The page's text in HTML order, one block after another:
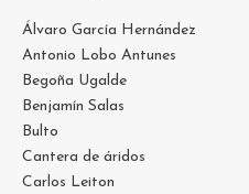
Álvaro García Hernández
Antonio Lobo Antunes
Begoña Ugalde
Benjamín Salas
Bulto
Cantera de áridos
Carlos Leiton